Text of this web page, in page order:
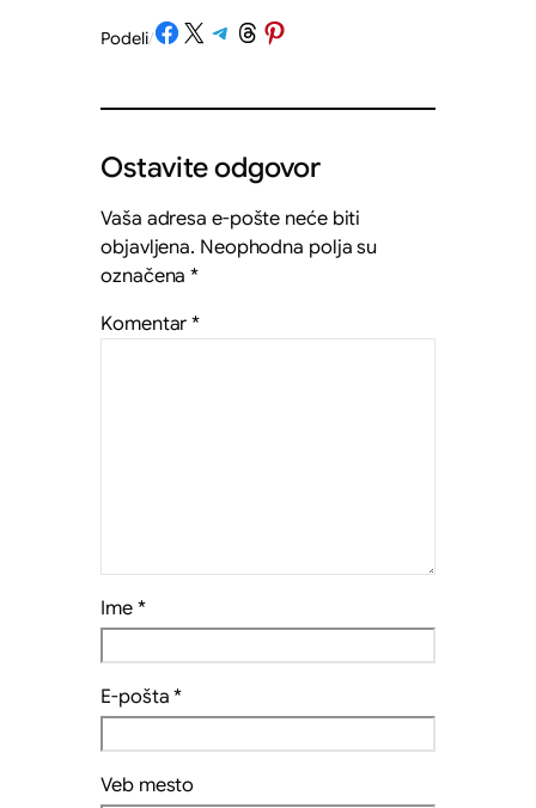
Podeli/Share on Facebook
Share on X Share on Telegram
Share on Threads
Share on Pinterest
Ostavite odgovor
Vaša adresa e-pošte neće biti
objavljena. Neophodna polja su
označena*
Komentar*
Ime *
E-pošta*
Veb mesto